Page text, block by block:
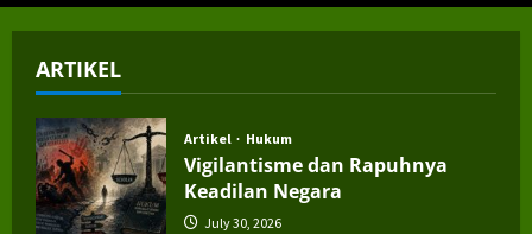
ARTIKEL
Artikel Hukum
Vigilantisme dan Rapuhnya
Keadilan Negara
July 30, 2026